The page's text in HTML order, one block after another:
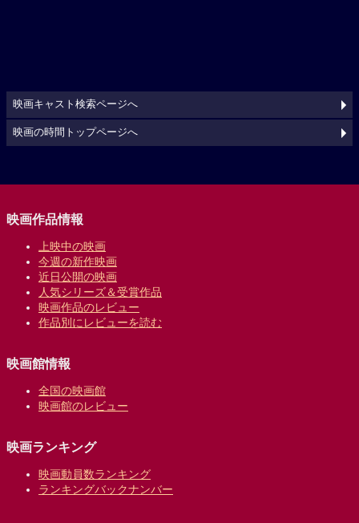
映画キャスト検索ページへ
映画の時間トップページへ
映画作品情報
上映中の映画
今週の新作映画
近日公開の映画
人気シリーズ＆受賞作品
映画作品のレビュー
作品別にレビューを読む
映画館情報
全国の映画館
映画館のレビュー
映画ランキング
映画動員数ランキング
ランキングバックナンバー